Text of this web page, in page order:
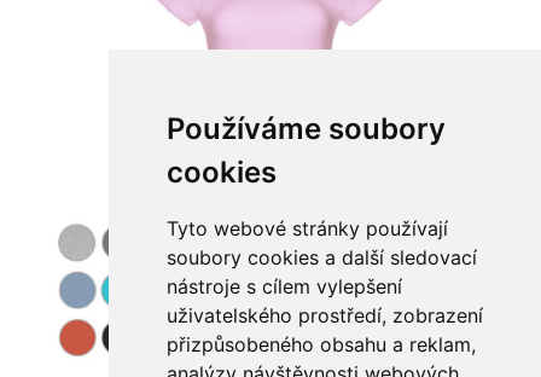
Používáme soubory
cookies
Tyto webové stránky používají
soubory cookies a další sledovací
nástroje s cílem vylepšení
uživatelského prostředí, zobrazení
přizpůsobeného obsahu a reklam,